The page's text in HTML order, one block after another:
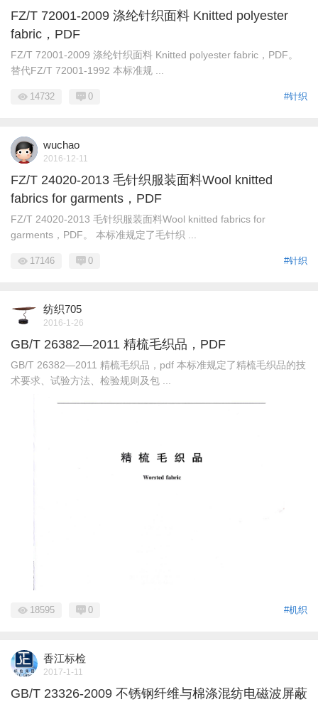
FZ/T 72001-2009 涤纶针织面料 Knitted polyester
fabric，PDF
FZ/T 72001-2009 涤纶针织面料 Knitted polyester fabric，PDF。
替代FZ/T 72001-1992 本标准规 ...
#针织
14732 0
wuchao
2016-12-11
FZ/T 24020-2013 毛针织服装面料Wool knitted
fabrics for garments，PDF
FZ/T 24020-2013 毛针织服装面料Wool knitted fabrics for
garments，PDF。 本标准规定了毛针织 ...
#针织
17146 0
纺织705
2016-1-26
GB/T 26382—2011 精梳毛织品，PDF
GB/T 26382—2011 精梳毛织品，pdf 本标准规定了精梳毛织品的技
术要求、试验方法、检验规则及包 ...
#机织
18595 0
香江标检
2017-1-11
GB/T 23326-2009 不锈钢纤维与棉涤混纺电磁波屏蔽